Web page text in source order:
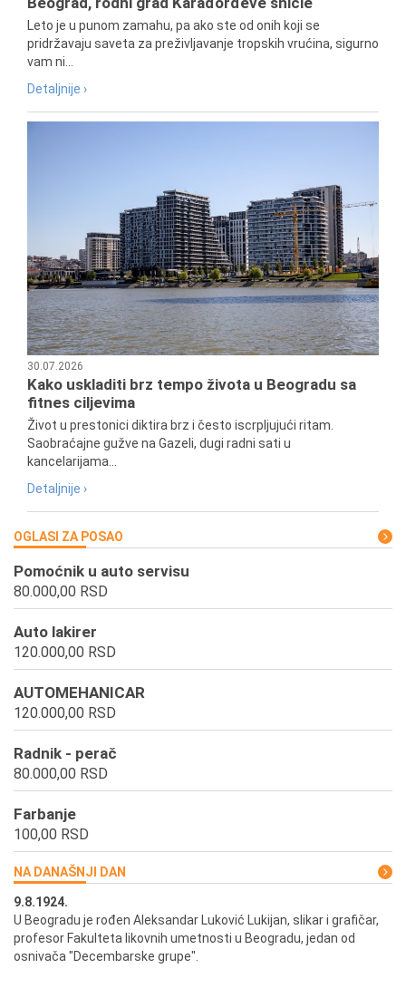
Leto je u punom zamahu, pa ako ste od onih koji se
pridržavaju saveta za preživljavanje tropskih vrućina, sigurno
vam ni...
Detaljnije ›
30.07.2026
Kako uskladiti brz tempo života u Beogradu sa
fitnes ciljevima
Život u prestonici diktira brz i često iscrpljujući ritam.
Saobraćajne gužve na Gazeli, dugi radni sati u
kancelarijama...
Detaljnije ›
OGLASI ZA POSAO
Pomoćnik u auto servisu
80.000,00 RSD
Auto lakirer
120.000,00 RSD
AUTOMEHANICAR
120.000,00 RSD
Radnik - perač
80.000,00 RSD
Farbanje
100,00 RSD
NA DANAŠNJI DAN
9.8.1924.
U Beogradu je rođen Aleksandar Luković Lukijan, slikar i grafičar,
profesor Fakulteta likovnih umetnosti u Beogradu, jedan od
osnivača "Decembarske grupe".